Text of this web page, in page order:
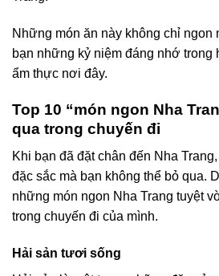
Những món ăn này không chỉ ngon
bạn những kỷ niệm đáng nhớ trong
ẩm thực nơi đây.
Top 10 “món ngon Nha
qua trong chuyến đi
Khi bạn đã đặt chân đến Nha
đặc sắc mà bạn không thể bỏ qua.
những món ngon Nha Trang tuyệt
trong chuyến đi của mình.
Hải sản tươi sống